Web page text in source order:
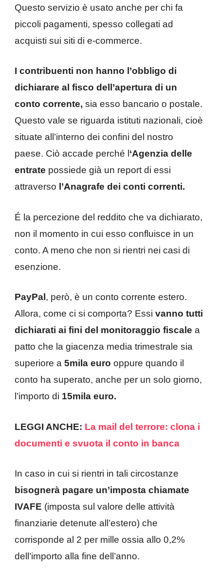
Questo servizio è usato anche per chi fa
piccoli pagamenti, spesso collegati ad
acquisti sui siti di e-commerce.
I contribuenti non hanno l’obbligo di
dichiarare al fisco dell’apertura di un
conto corrente, sia esso bancario o postale.
Questo vale se riguarda istituti nazionali, cioè
situate all’interno dei confini del nostro
paese. Ciò accade perché l ‘Agenzia delle
entrate possiede già un report di essi
attraverso l’Anagrafe dei conti correnti.
É la percezione del reddito che va dichiarato,
non il momento in cui esso confluisce in un
conto. A meno che non si rientri nei casi di
esenzione.
PayPal , però, è un conto corrente estero.
Allora, come ci si comporta? Essi vanno tutti
dichiarati ai fini del monitoraggio fiscale a
patto che la giacenza media trimestrale sia
superiore a 5mila euro oppure quando il
conto ha superato, anche per un solo giorno,
l’importo di 15mila euro.
LEGGI ANCHE: La mail del terrore: clona i
documenti e svuota il conto in banca
In caso in cui si rientri in tali circostanze
bisognerà pagare un’imposta chiamate
IVAFE (imposta sul valore delle attività
finanziarie detenute all’estero) che
corrisponde al 2 per mille ossia allo 0,2%
dell’importo alla fine dell’anno.